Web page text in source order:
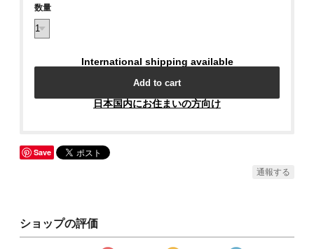
数量
International shipping available
Add to cart
日本国内にお住まいの方向け
Save
通報する
ショップの評価